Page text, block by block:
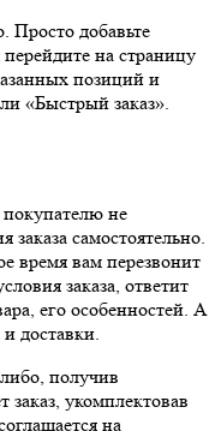
Просто добавьте
на страницу
позиций и
«Быстрый заказ».
не
самостоятельно.
время вам перезвонит
заказа, ответит
его особенностей. А
доставки.
получив
заказ, укомплектовав
на